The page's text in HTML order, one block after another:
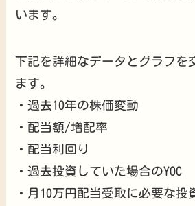
います。
下記を詳細なデータとグラフを
ます。
・過去10年の株価変動
・配当額/増配率
・配当利回り
・過去投資していた場合のYOC
・月10万円配当受取に必要な投